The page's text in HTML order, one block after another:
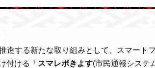
進する新たな取り組みとして、スマー
付ける「 スマレポきよす(市民通報システ